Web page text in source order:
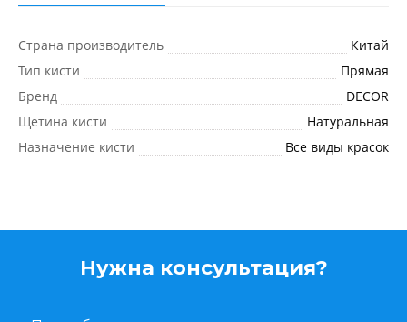
Страна производитель
Китай
Тип кисти
Прямая
Бренд
DECOR
Щетина кисти
Натуральная
Назначение кисти
Все виды красок
Нужна консультация?